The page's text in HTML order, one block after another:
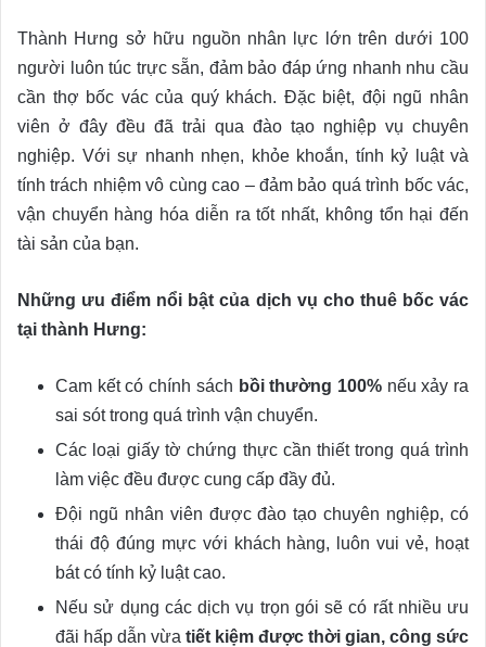
Thành Hưng sở hữu nguồn nhân lực lớn trên dưới 100
người luôn túc trực sẵn, đảm bảo đáp ứng nhanh nhu cầu
cần thợ bốc vác của quý khách. Đặc biệt, đội ngũ nhân
viên ở đây đều đã trải qua đào tạo nghiệp vụ chuyên
nghiệp. Với sự nhanh nhẹn, khỏe khoắn, tính kỷ luật và
tính trách nhiệm vô cùng cao – đảm bảo quá trình bốc vác,
vận chuyển hàng hóa diễn ra tốt nhất, không tổn hại đến
tài sản của bạn.
Những ưu điểm nổi bật của dịch vụ cho thuê bốc vác
tại thành Hưng:
Cam kết có chính sách bồi thường 100%nếu xảy ra
sai sót trong quá trình vận chuyển.
Các loại giấy tờ chứng thực cần thiết trong quá trình
làm việc đều được cung cấp đầy đủ.
Đội ngũ nhân viên được đào tạo chuyên nghiệp, có
thái độ đúng mực với khách hàng, luôn vui vẻ, hoạt
bát có tính kỷ luật cao.
Nếu sử dụng các dịch vụ trọn gói sẽ có rất nhiều ưu
đãi hấp dẫn vừa tiết kiệm được thời gian, công sức